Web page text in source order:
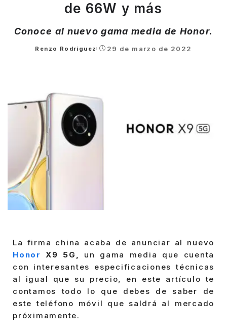
de 66W y más
Conoce al nuevo gama media de Honor.
Posted
Renzo Rodríguez 29 de marzo de 2022
La firma china acaba de anunciar al nuevo
Honor
X9 5G, un gama media que cuenta
con interesantes especificaciones técnicas
al igual que su precio, en este artículo te
contamos todo lo que debes de saber de
este teléfono móvil que saldrá al mercado
próximamente.